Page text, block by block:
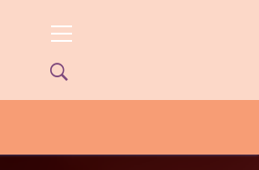
principal
YOUTUBE/PYPNEWS –